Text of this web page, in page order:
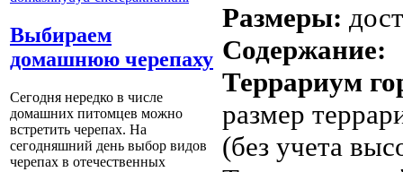
Выбираем
домашнюю черепаху
Сегодня нередко в числе
домашних питомцев можно
встретить черепах. На
сегодняшний день выбор видов
черепах в отечественных
Размеры:
Содержание:
Террариум
размер
(без учета